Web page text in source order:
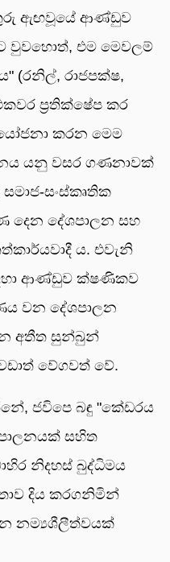
ඇඟවූයේ ආණ්ඩුව
වුවහොත්, එම මෙවලම්
(රනිල්, රාජපක්ෂ,
ප්‍රතික්ෂේප කර
කරන මෙම
යනු වසර ගණනාවක්
සංස්කෘතික
දේශපාලන සහ
ය. එවැනි
ආණ්ඩුව ක්ෂණිකව
වන දේශපාලන
අතීත සුන්බුන්
වේගවත් වේ.
ජවිපෙ බඳු "කේඩරය
සහිත
නිදහස් බුද්ධිමය
දිය කරගනිමින්
නම්‍යශීලීත්වයක්